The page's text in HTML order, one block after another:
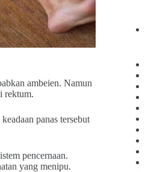
ambeien. Namun
rektum.
panas tersebut
pencernaan.
yang menipu.